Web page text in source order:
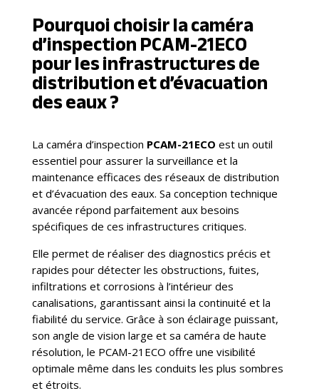
Pourquoi choisir la caméra
d’inspection PCAM-21ECO
pour les infrastructures de
distribution et d’évacuation
des eaux ?
La caméra d’inspection PCAM-21ECO est un outil
essentiel pour assurer la surveillance et la
maintenance efficaces des réseaux de distribution
et d’évacuation des eaux. Sa conception technique
avancée répond parfaitement aux besoins
spécifiques de ces infrastructures critiques.
Elle permet de réaliser des diagnostics précis et
rapides pour détecter les obstructions, fuites,
infiltrations et corrosions à l’intérieur des
canalisations, garantissant ainsi la continuité et la
fiabilité du service. Grâce à son éclairage puissant,
son angle de vision large et sa caméra de haute
résolution, le PCAM-21ECO offre une visibilité
optimale même dans les conduits les plus sombres
et étroits.